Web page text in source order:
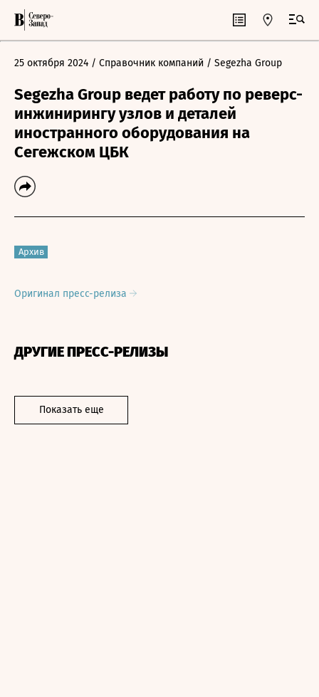
25 октября 2024 / Справочник компаний / Segezha Group
Segezha Group ведет работу по реверс-
инжинирингу узлов и деталей
иностранного оборудования на
Сегежском ЦБК
Архив
Оригинал пресс-релиза
ДРУГИЕ ПРЕСС-РЕЛИЗЫ
Показать еще